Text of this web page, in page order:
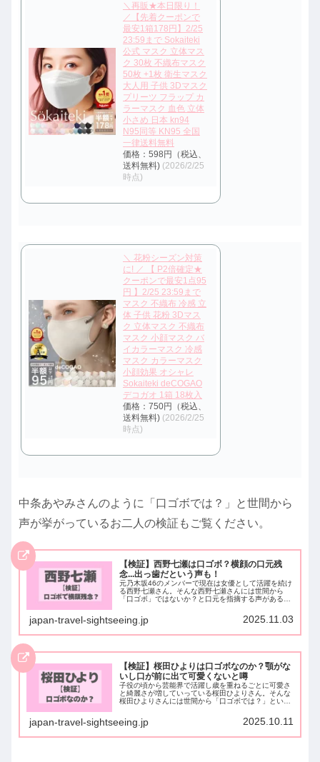
＼再販★本日限り！
／【先着クーポンで
最安1箱178円】2/25
23:59まで Sokaiteki
公式 マスク 立体マス
ク 30枚 不織布マスク
50枚 +1枚 衛生マスク
大人用 子供 3Dマスク
プリーツ フラップ カ
ラーマスク 血色 立体
小さめ 日本 kn94
N95同等 KN95 全国
一律送料無料
価格：598円（税込、
送料無料) (2026/2/25
時点)
＼ 花粉シーズン対策
に! ／ 【 P2倍確定★
クーポンで最安1点95
円 】2/25 23:59まで
マスク 不織布 冷感 立
体 子供 花粉 3Dマス
ク 立体マスク 不織布
マスク 小顔マスク バ
イカラーマスク 冷感
マスク カラーマスク
小顔効果 オシャレ
Sokaiteki deCOGAO
デコガオ 1箱 18枚入
価格：750円（税込、
送料無料) (2026/2/25
時点)
中条あやみさんのように「口ゴボでは？」と世間から
声が挙がっているお二人の検証もご覧ください。
【検証】西野七瀬は口ゴボ？横顔の口元残
念...出っ歯だという声も！
元乃木坂46のメンバーで現在は女優として活躍を続け
る西野七瀬さん。そんな西野七瀬さんには世間から
「口ゴボ」ではないか？と口元を指摘する声があるん
っ歯」という声も。。。今回は西野七瀬さんは実...
japan-travel-sightseeing.jp 2025.11.03
【検証】桜田ひよりは口ゴボなのか？顎がな
いし口が前に出て可愛くないと噂
子役の頃から芸能界で活躍し歳を重ねるごとに可愛さ
と綺麗さが増していっている桜田ひよりさん。そんな
桜田ひよりさんには世間から「口ゴボでは？」という
ない」や「口が前に出てる」といった声も...そこ...
japan-travel-sightseeing.jp 2025.10.11